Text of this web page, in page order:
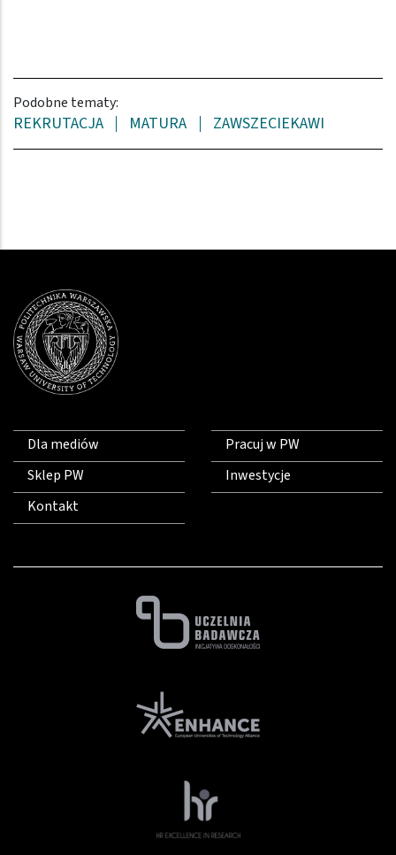
Podobne tematy:
REKRUTACJA MATURA ZAWSZECIEKAWI
Dla mediów
Sklep PW
Kontakt
Pracuj w PW
Inwestycje